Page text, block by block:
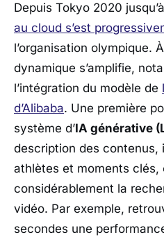
Depuis Tokyo 2020
au cloud s’est
l’organisation olympique.
dynamique s’amplifie,
l’intégration du modèle de
d’Alibaba. Une première
système d’IA générative
description des
athlètes et moments clés,
considérablement la
vidéo. Par exemple,
secondes une